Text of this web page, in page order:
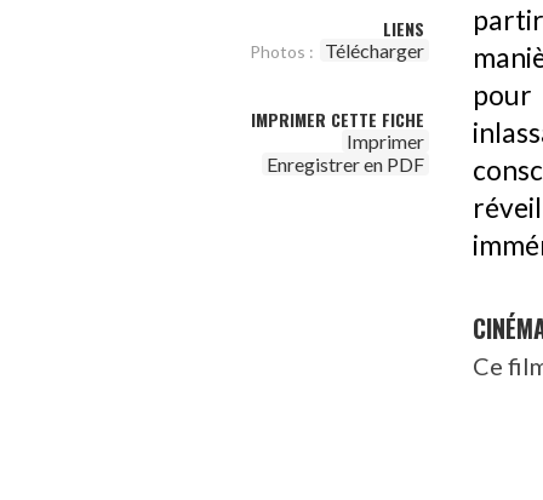
LIENS
Photos : Télécharger
IMPRIMER CETTE FICHE
Imprimer
Enregistrer en PDF
Ce